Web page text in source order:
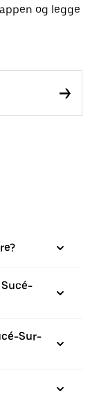
og legge
Sur-